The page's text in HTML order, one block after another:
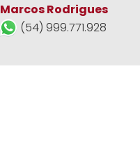
Marcos Rodrigues
(54) 999.771.928